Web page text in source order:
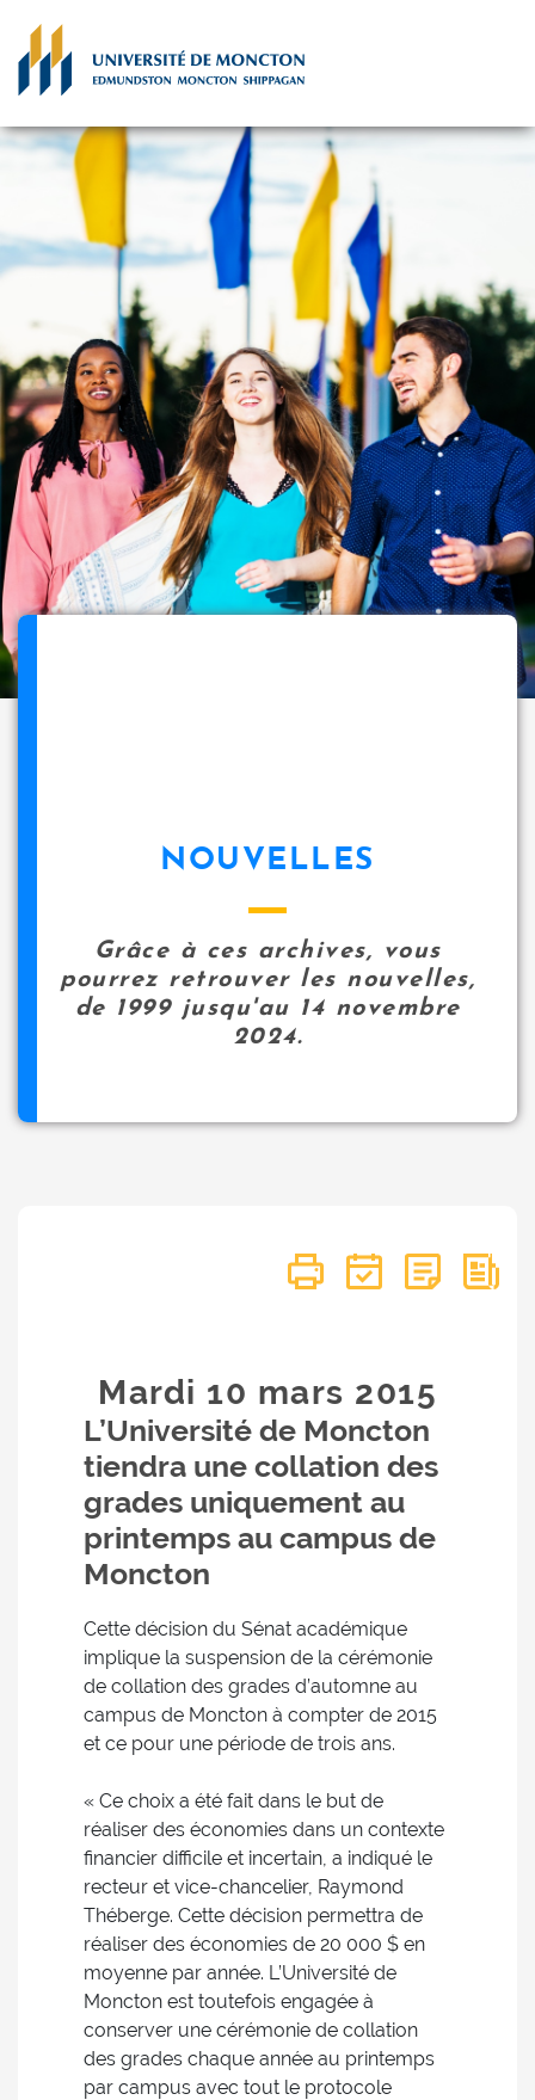
NOUVELLES
Grâce à ces archives, vous
pourrez retrouver les nouvelles,
de 1999 jusqu'au 14 novembre
2024.
Mardi 10 mars 2015
L’Université de Moncton
tiendra une collation des
grades uniquement au
printemps au campus de
Moncton
Cette décision du Sénat académique
implique la suspension de la cérémonie
de collation des grades d’automne au
campus de Moncton à compter de 2015
et ce pour une période de trois ans.
« Ce choix a été fait dans le but de
réaliser des économies dans un contexte
financier difficile et incertain, a indiqué le
recteur et vice-chancelier, Raymond
Théberge. Cette décision permettra de
réaliser des économies de 20 000 $ en
moyenne par année. L’Université de
Moncton est toutefois engagée à
conserver une cérémonie de collation
des grades chaque année au printemps
par campus avec tout le protocole